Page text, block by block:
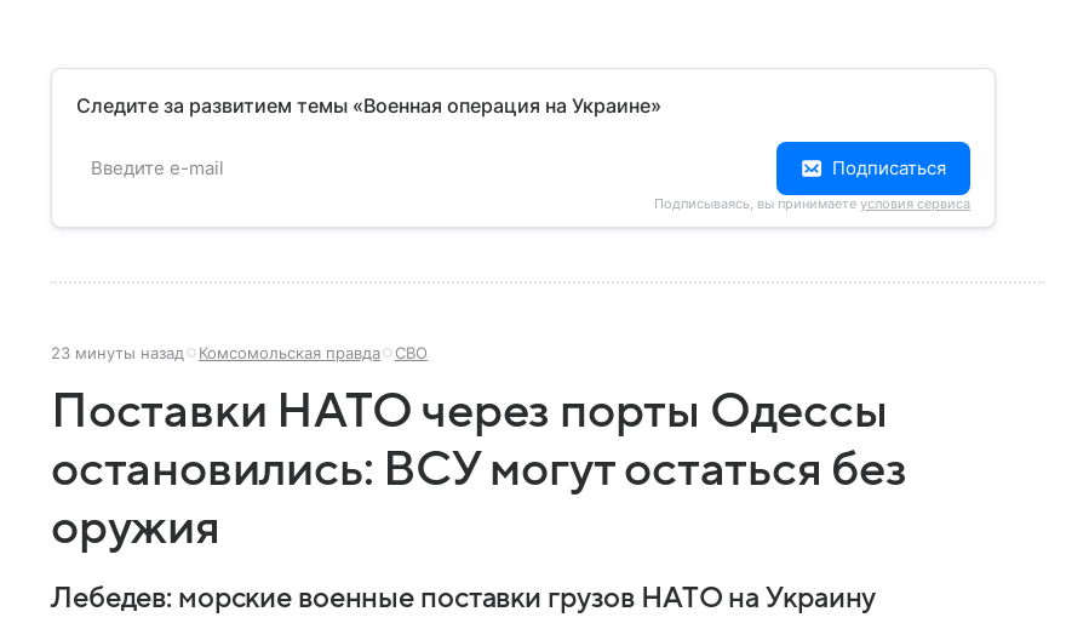
Следите за развитием темы «Военная операция на Украине»
Подписаться
Подписываясь, вы принимаете условия сервиса
23 минуты назад Комсомольская правда СВО
Поставки НАТО через порты Одессы
остановились: ВСУ могут остаться без
оружия
Лебедев: морские военные поставки грузов НАТО на Украину